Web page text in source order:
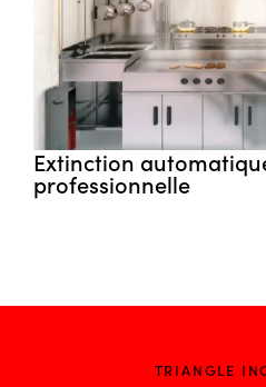
Extinction
professionnelle
TRIANGLE